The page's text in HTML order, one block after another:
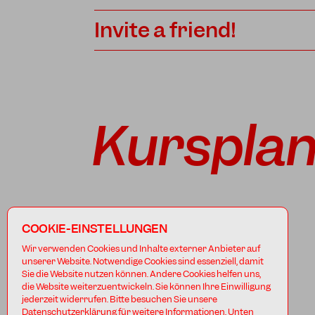
Invite a friend!
COOKIE-EINSTELLUNGEN
Wir verwenden Cookies und Inhalte externer Anbieter auf
unserer Website. Notwendige Cookies sind essenziell, damit
Sie die Website nutzen können. Andere Cookies helfen uns,
die Website weiterzuentwickeln. Sie können Ihre Einwilligung
jederzeit widerrufen. Bitte besuchen Sie unsere
Datenschutzerklärung für weitere Informationen. Unten